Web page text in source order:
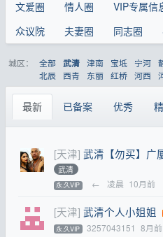
文爱圈
情人圈 VIP专属信
众议院
夫妻圈 同志圈
城区： 全部 武清 津南 宝坻 宁河
北辰 西青 东丽 红桥 河西
最新 已备案 优秀
[天津] 武清【勿买】广
武清
永.久VIP ← 凌晨 10月前
[天津] 武清个人小姐姐
永.久VIP 3257043151 8月前